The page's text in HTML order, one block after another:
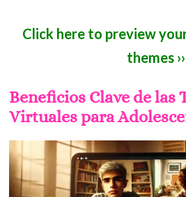
Click here to preview
themes ››
Beneficios Clave de las
Virtuales para